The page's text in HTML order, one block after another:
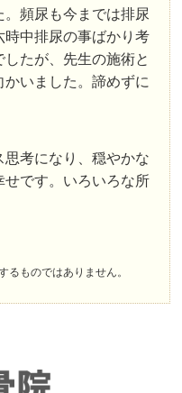
頻尿も今までは排尿
時中排尿の事ばかり考
たが、先生の施術と
いました。諦めずに
考になり、穏やかな
です。いろいろな所
ものではありません。